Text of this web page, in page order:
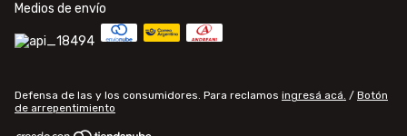
Medios de envío
Defensa de las y los consumidores. Para reclamos ingresá acá. / Botón
de arrepentimiento